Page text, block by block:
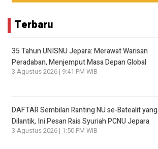
Terbaru
35 Tahun UNISNU Jepara: Merawat Warisan
Peradaban, Menjemput Masa Depan Global
3 Agustus 2026 | 9:41 PM WIB
DAFTAR Sembilan Ranting NU se-Batealit yang
Dilantik, Ini Pesan Rais Syuriah PCNU Jepara
3 Agustus 2026 | 1:50 PM WIB